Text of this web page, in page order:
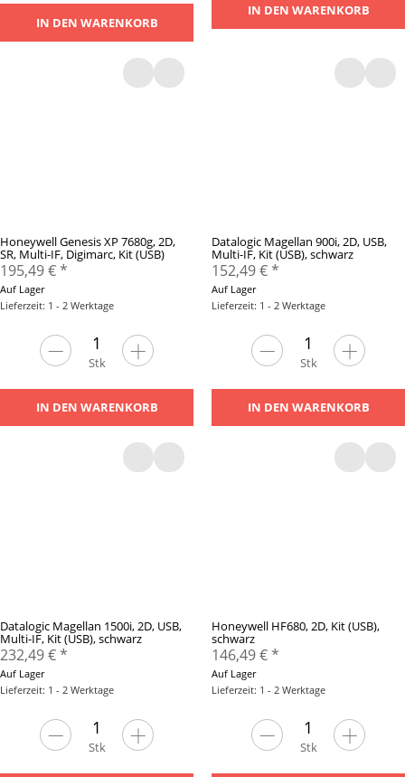
IN DEN WARENKORB
IN DEN WARENKORB
Honeywell Genesis XP 7680g, 2D,
SR, Multi-IF, Digimarc, Kit (USB)
195,49 €*
Auf Lager
Lieferzeit: 1 - 2 Werktage
Stk
IN DEN WARENKORB
Datalogic Magellan 900i, 2D, USB,
Multi-IF, Kit (USB), schwarz
152,49 €*
Auf Lager
Lieferzeit: 1 - 2 Werktage
Stk
IN DEN WARENKORB
Datalogic Magellan 1500i, 2D, USB,
Multi-IF, Kit (USB), schwarz
232,49 €*
Auf Lager
Lieferzeit: 1 - 2 Werktage
Stk
Honeywell HF680, 2D, Kit (USB),
schwarz
146,49 €*
Auf Lager
Lieferzeit: 1 - 2 Werktage
Stk